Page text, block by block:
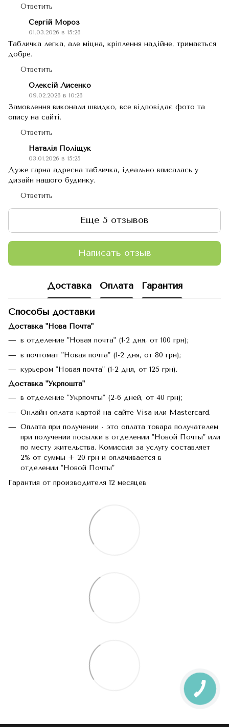
Ответить
Сергій Мороз
01.03.2026 в 15:26
Табличка легка, але міцна, кріплення надійне, тримається
добре.
Ответить
Олексій Лисенко
09.02.2026 в 10:26
Замовлення виконали швидко, все відповідає фото та
опису на сайті.
Ответить
Наталія Поліщук
03.01.2026 в 15:25
Дуже гарна адресна табличка, ідеально вписалась у
дизайн нашого будинку.
Ответить
Еще 5 отзывов
Написать отзыв
Доставка Оплата Гарантия
Способы доставки
Доставка "Нова Почта"
в отделение "Новая почта" (1-2 дня, от 100 грн);
в почтомат "Новая почта" (1-2 дня, от 80 грн);
курьером "Новая почта" (1-2 дня, от 125 грн).
Доставка "Укрпошта"
в отделение "Укрпочты" (2-6 дней, от 40 грн);
Онлайн оплата картой на сайте Visa или Mastercard.
Оплата при получении - это оплата товара получателем
при получении посылки в отделении "Новой Почты" или
по месту жительства. Комиссия за услугу составляет
2% от суммы + 20 грн и оплачивается в
отделении "Новой Почты"
Гарантия от производителя 12 месяцев